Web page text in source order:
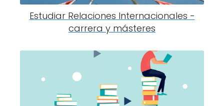
Estudiar Relaciones Internacionales -
carrera y másteres